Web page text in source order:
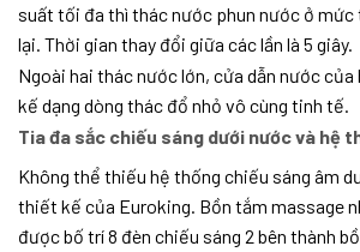
suất tối đa thì thác nước phun nước ở
lại. Thời gian thay đổi giữa các lần là 5 giây.
Ngoài hai thác nước lớn, cửa dẫn nước
kế dạng dòng thác đổ nhỏ vô cùng tinh tế.
Tia đa sắc chiếu sáng dưới nước và hệ
Không thể thiếu hệ thống chiếu sáng âm
thiết kế của Euroking. Bồn tắm massage
được bố trí 8 đèn chiếu sáng 2 bên thành